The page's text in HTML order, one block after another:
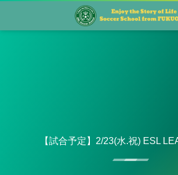
【試合予定】2/23(水.祝) ESL